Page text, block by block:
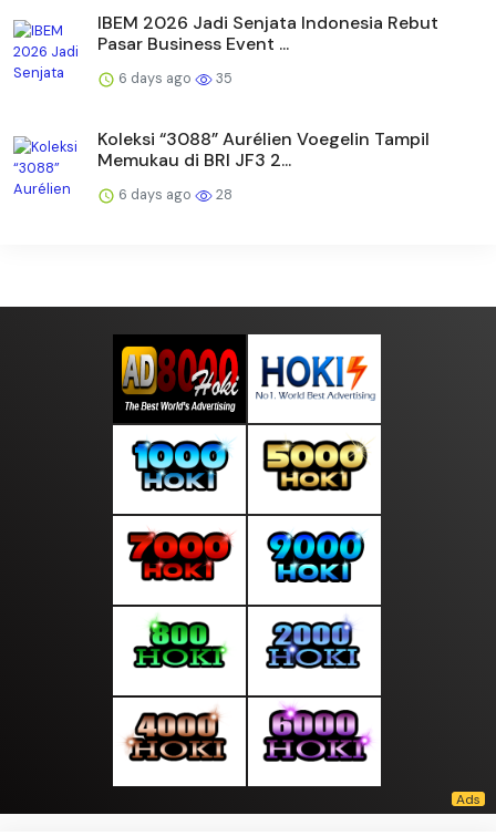
IBEM 2026 Jadi Senjata Indonesia Rebut
Pasar Business Event ...
6 days ago 35
Koleksi “3088” Aurélien Voegelin Tampil
Memukau di BRI JF3 2...
6 days ago 28